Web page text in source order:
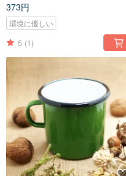
373円
環境に優しい
5 (1)